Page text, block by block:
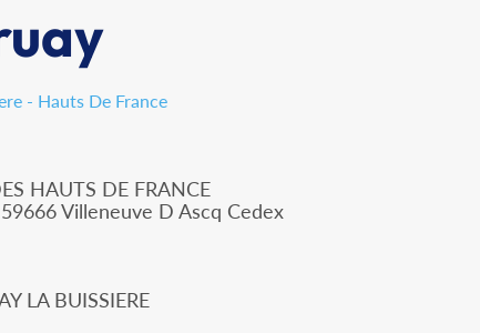
- Hauts De France
HAUTS DE FRANCE
Villeneuve D Ascq Cedex
LA BUISSIERE